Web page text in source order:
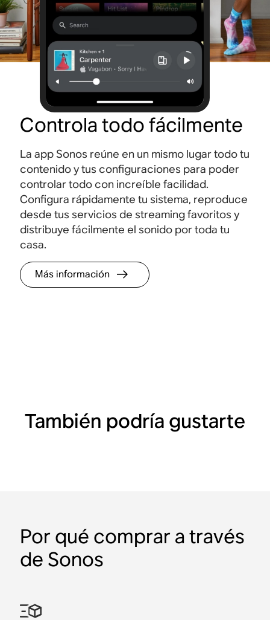
Controla todo fácilmente
La app Sonos reúne en un mismo lugar todo tu
contenido y tus configuraciones para poder
controlar todo con increíble facilidad.
Configura rápidamente tu sistema, reproduce
desde tus servicios de streaming favoritos y
distribuye fácilmente el sonido por toda tu
casa.
Más información
También podría gustarte
Set para 2 habitaciones
2 bocinas Era 100
Set portátil
Set para aventuras con
2 bocinas Roam 2
Set de interiores y
Era 100 + Move 2
Set de Roam 2 con
Roam 2 + Cargador
inalámbrico
Set para 2 habitaciones
Ray + Roam 2
Por qué comprar a través
de Sonos